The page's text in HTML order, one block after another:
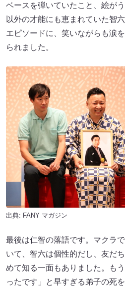
ベースを弾いていたこと、絵が
以外の才能にも恵まれていた智
エピソードに、笑いながらも涙
られました。
出典: FANY マガジン
最後は仁智の落語です。マクラ
いて、智六は個性的だし、友だ
めて知る一面もありました。も
ったです」と早すぎる弟子の死を